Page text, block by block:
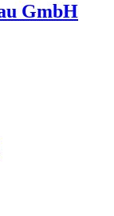
GmbH